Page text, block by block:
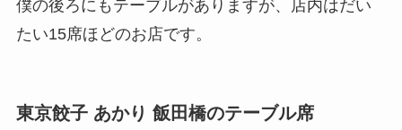
僕の後ろにもテーブルがありますが、店内はだい
たい15席ほどのお店です。
東京餃子 あかり 飯田橋のテーブル席